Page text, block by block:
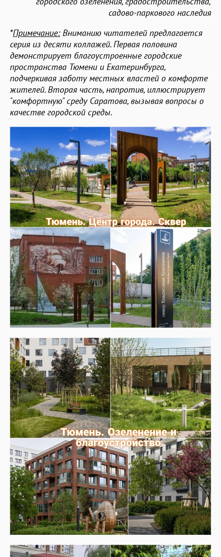
садово-паркового наследия
*Примечание: Вниманию читателей предлагается
серия из десяти коллажей. Первая половина
демонстрирует благоустроенные городские
пространства Тюмени и Екатеринбурга,
подчеркивая заботу местных властей о комфорте
жителей. Вторая часть, напротив, иллюстрирует
"комфортную" среду Саратова, вызывая вопросы о
качестве городской среды.